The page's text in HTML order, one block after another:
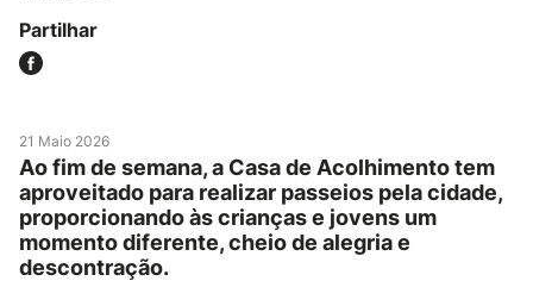
Partilhar
21 Maio 2026
Ao fim de semana, a Casa de Acolhimento tem
aproveitado para realizar passeios pela cidade,
proporcionando às crianças e jovens um
momento diferente, cheio de alegria e
descontração.